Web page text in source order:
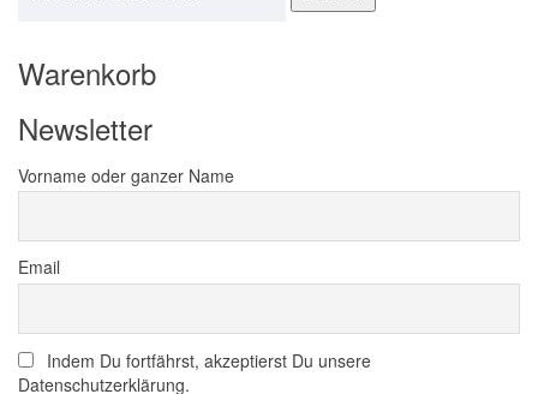
Warenkorb
Newsletter
Vorname oder ganzer Name
Email
Indem Du fortfährst, akzeptierst Du unsere
Datenschutzerklärung.